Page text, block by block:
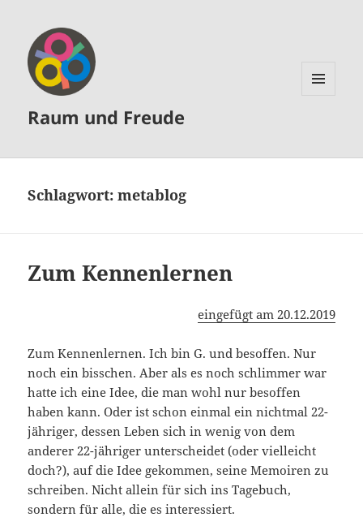
Raum und Freude
Schlagwort:metablog
Zum Kennenlernen
eingefügt am 20.12.2019
Zum Kennenlernen. Ich bin G. und besoffen. Nur
noch ein bisschen. Aber als es noch schlimmer war
hatte ich eine Idee, die man wohl nur besoffen
haben kann. Oder ist schon einmal ein nichtmal 22-
jähriger, dessen Leben sich in wenig von dem
anderer 22-jähriger unterscheidet (oder vielleicht
doch?), auf die Idee gekommen, seine Memoiren zu
schreiben. Nicht allein für sich ins Tagebuch,
sondern für alle, die es interessiert.